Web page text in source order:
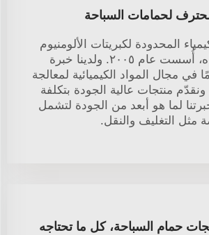
لحمامات السباحة
المحدودة لكبريتات الألومنيوم
في معالجة المياه، أُسست عام ٢٠٠٥. ولدينا خبرة
على ٢٠ عامًا في مجال المواد الكيميائية لمعالجة
ونقدّم منتجات عالية الجودة بتكلفة
لما هو أبعد من الجودة لتشمل
التغليف والنقل.
حمام السباحة، كل ما تحتاجه